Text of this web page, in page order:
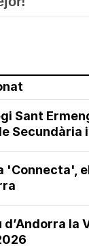
Sant
Secundària
'Connecta',
d’Andorra la